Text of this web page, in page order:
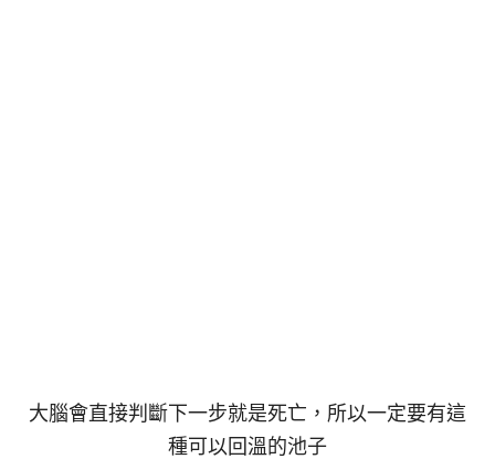
大腦會直接判斷下一步就是死亡，所以一定要有這
種可以回溫的池子